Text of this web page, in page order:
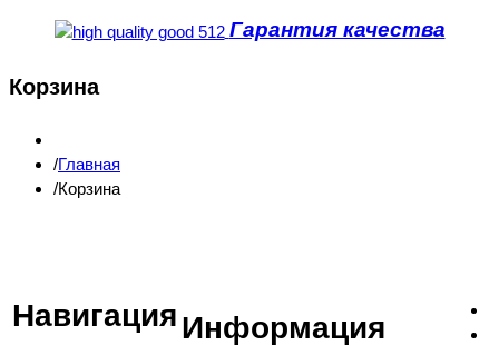
Гарантия качества
Корзина
Главная
Корзина
НавигацияИнформация